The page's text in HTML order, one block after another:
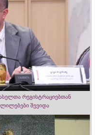
რეგისტრაციებთან
შევიდა